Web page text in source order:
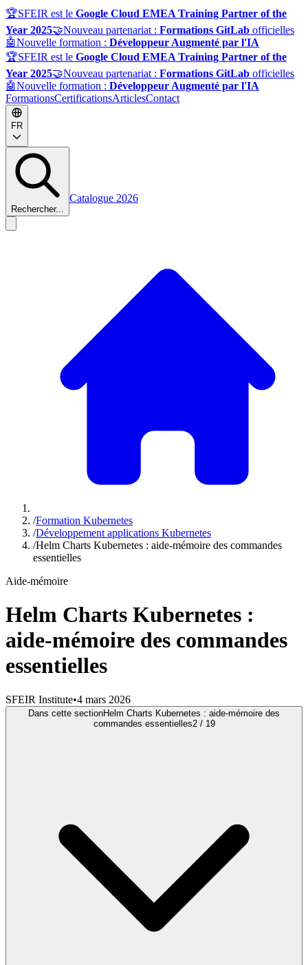
🏆SFEIR est le Google Cloud EMEA Training Partner of the
Year 2025🤝Nouveau partenariat : Formations GitLab officielles
🤖Nouvelle formation : Développeur Augmenté par l'IA
🏆SFEIR est le Google Cloud EMEA Training Partner of the
Year 2025🤝Nouveau partenariat : Formations GitLab officielles
🤖Nouvelle formation : Développeur Augmenté par l'IA
FormationsCertificationsArticlesContact
FR
Rechercher...
Catalogue 2026
/Formation Kubernetes
/Développement applications Kubernetes
/Helm Charts Kubernetes : aide-mémoire des commandes
essentielles
Aide-mémoire
Helm Charts Kubernetes :
aide-mémoire des commandes
essentielles
SFEIR Institute•4 mars 2026
Dans cette sectionHelm Charts Kubernetes : aide-mémoire des
commandes essentielles2/ 19